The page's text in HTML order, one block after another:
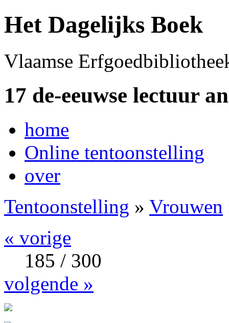
Het Dagelijks Boek
Vlaamse
17 de-eeuwse lectuur
home
Online tentoonstelling
over
Tentoonstelling » Vrouwen
« vorige
185 / 300
volgende »